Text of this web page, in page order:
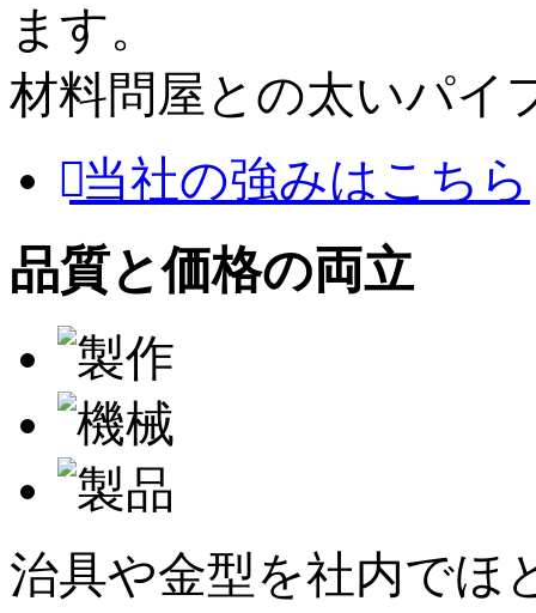
ます。
材料問屋との太いパイ
当社の強みはこちら
品質と価格の両立
治具や金型を社内でほ